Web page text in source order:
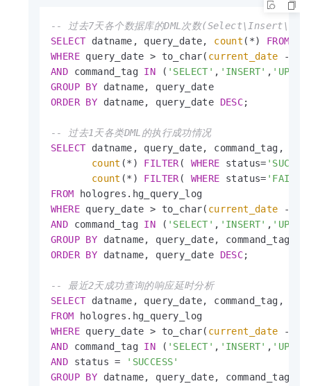
-- 过去7天各个数据库的DML次数
SELECT datname, query_date, count ( *) FROM
WHERE query_date > to_char( current_date -
AND command_tag IN ( 'SELECT' , 'INSERT' ,
GROUP BY
ORDER BY datname, query_date DESC;
-- 过去1天各类DML的执行成功情况
SELECT datname, query_date, command_tag,
count (* ) FILTER( WHERE status=
count (* ) FILTER( WHERE status=
FROM
WHERE query_date > to_char( current_date -
AND command_tag IN ( 'SELECT' , 'INSERT' ,
GROUP BY
ORDER BY datname, query_date DESC;
-- 最近2天成功查询的响应延时分析
SELECT datname, query_date, command_tag,
FROM
WHERE query_date > to_char( current_date -
AND command_tag IN ( 'SELECT' , 'INSERT' ,
AND status =
'SUCCESS'
GROUP BY